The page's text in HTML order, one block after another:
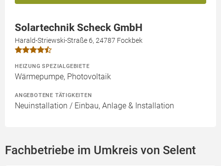
Solartechnik Scheck GmbH
Harald-Striewski-Straße 6, 24787 Fockbek
HEIZUNG SPEZIALGEBIETE
Wärmepumpe, Photovoltaik
ANGEBOTENE TÄTIGKEITEN
Neuinstallation / Einbau, Anlage & Installation
Fachbetriebe im Umkreis von Selent